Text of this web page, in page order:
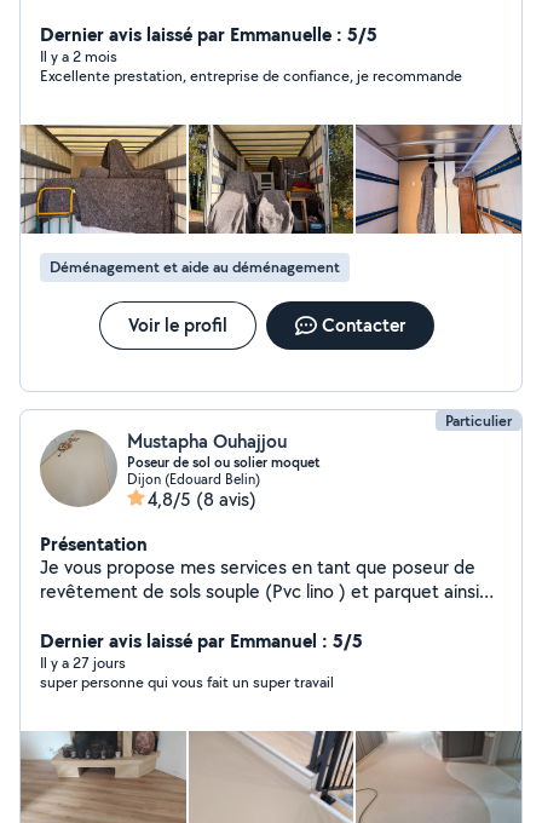
téléphone ou en demande privée Pour toute demande
en dehors de notre périmètre, merci de nous contacter
par téléphone.
Dernier avis laissé par Emmanuelle : 5/5
Il y a 2 mois
Excellente prestation, entreprise de confiance, je recommande
Déménagement et aide au déménagement
Voir le profil Contacter
Particulier
Mustapha Ouhajjou
Poseur de sol ou solier moquet
Dijon (Edouard Belin)
4,8/5 (8 avis)
Présentation
Je vous propose mes services en tant que poseur de
revêtement de sols souple (Pvc lino ) et parquet ainsi
Je réalise pour vous: Pose tous revêtement avec ou
sans soudures (moquette) - Préparation des sols, -
Ragreage -Travail professionnelle Deplacement et Devis
complément d'information.
Dernier avis laissé par Emmanuel : 5/5
Il y a 27 jours
super personne qui vous fait un super travail